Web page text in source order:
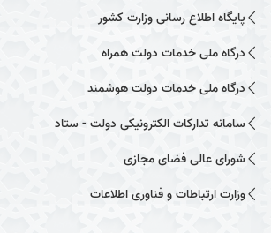
پایگاه اطلاع رسانی وزارت کشور
درگاه ملی خدمات دولت همراه
درگاه ملی خدمات دولت هوشمند
سامانه تدارکات الکترونیکی دولت - ستاد
شورای عالی فضای مجازی
وزارت ارتباطات و فناوری اطلاعات